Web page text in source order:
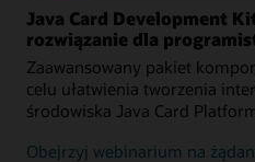
Java Card Development
rozwiązanie dla
Zaawansowany pakiet
celu ułatwienia tworzenia
środowiska Java Card
Obejrzyj webinarium na